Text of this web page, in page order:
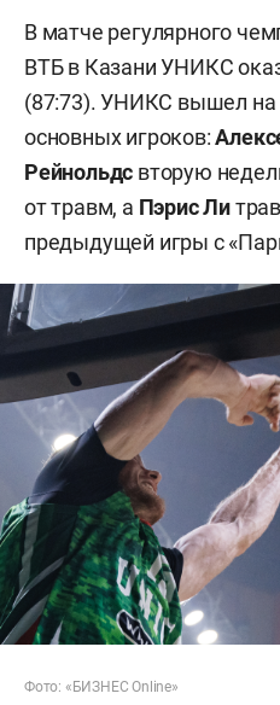
В матче регулярного
ВТБ в Казани УНИКС
(87:73). УНИКС вышел на
основных игроков:
Рейнольдс вторую
от травм, а Пэрис Ли
предыдущей игры с
Фото: «БИЗНЕС Online»